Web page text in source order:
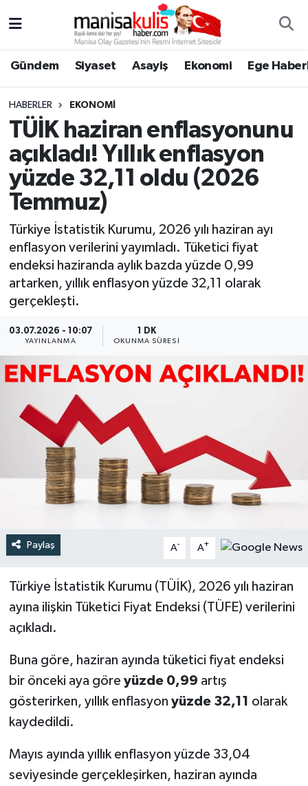
Gündem Siyaset Asayiş Ekonomi Ege
HABERLER EKONOMI
TÜİK haziran enflasyonunu
açıkladı! Yıllık enflasyon
yüzde 32,11 oldu (2026
Temmuz)
Türkiye İstatistik Kurumu, 2026 yılı haziran ayı
enflasyon verilerini yayımladı. Tüketici fiyat
endeksi haziranda aylık bazda yüzde 0,99
artarken, yıllık enflasyon yüzde 32,11 olarak
gerçekleşti.
03.07.2026 - 10:07
YAYINLANMA
1 DK
OKUNMA SÜRESI
Paylaş A- A+
Türkiye İstatistik Kurumu (TÜİK), 2026 yılı haziran
ayına ilişkin Tüketici Fiyat Endeksi (TÜFE) verilerini
açıkladı.
Buna göre, haziran ayında tüketici fiyat endeksi
bir önceki aya göre yüzde 0,99 artış
gösterirken, yıllık enflasyon yüzde 32,11 olarak
kaydedildi.
Mayıs ayında yıllık enflasyon yüzde 33,04
seviyesinde gerçekleşirken, haziran ayında
Ege Haberleri
Ekonomi
Genel
Resmi İlan
Siyaset
Spor
Türkiye
Yaşam
Yunusemre Hava Durumu
Yunusemre Trafik Yoğunluk Haritası
Süper Lig Puan Durumu ve Fikstür
Tüm Manşetler
Son Dakika Haberleri
Haber Arşivi